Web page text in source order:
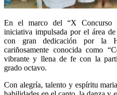
En el marco del “X Concurso
iniciativa impulsada por el área
con gran dedicación por la
cariñosamente conocida como
vibrante y llena de fe con la
grado octavo.
Con alegría, talento y espíritu